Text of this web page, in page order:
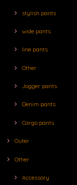
stylish pants
wide pants
line pants
Other
Jogger pants
Denim pants
Cargo pants
Outer
Other
Accessory